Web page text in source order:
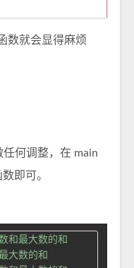
数就会显得麻烦
何调整，在 main
即可。
和最大数的和
大数的和